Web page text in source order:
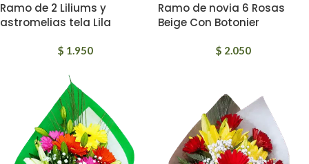
Ramo de 2 Liliums y
astromelias tela Lila
$ 1.950
Ramo de novia 6 Rosas
Beige Con Botonier
$ 2.050